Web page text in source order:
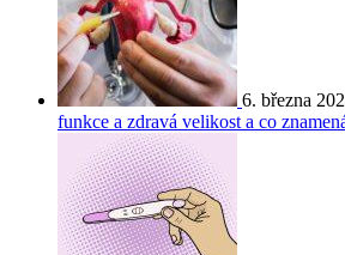
6. března
funkce a zdravá velikost a co